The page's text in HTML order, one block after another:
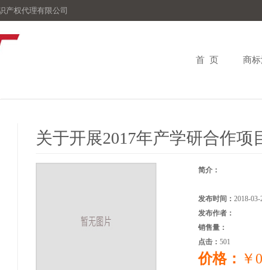
产权代理有限公司
首 页 商
关于开展2017年产学研合作项
简介：
发布时间： 2018-03-
发布作者：
销售量：
点击： 501
价格： ￥0